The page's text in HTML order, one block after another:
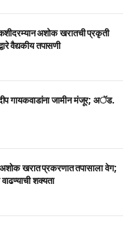
अशोक खरातची प्रकृती
वैद्यकीय तपासणी
जामीन मंजूर; अॅड.
खरात प्रकरणात तपासाला वेग;
शक्यता